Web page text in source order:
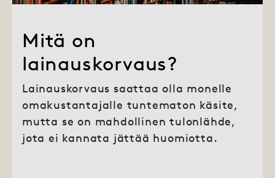
Mitä on
lainauskorvaus?
Lainauskorvaus saattaa olla monelle
omakustantajalle tuntematon käsite,
mutta se on mahdollinen tulonlähde,
jota ei kannata jättää huomiotta.